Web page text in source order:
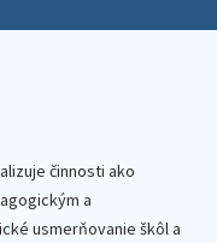
činnosti ako
a
usmerňovanie škôl a